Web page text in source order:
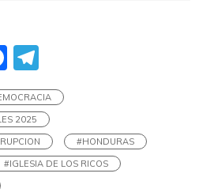
Facebook
2025
#HONDURAS
#IGLESIA DE LOS RICOS